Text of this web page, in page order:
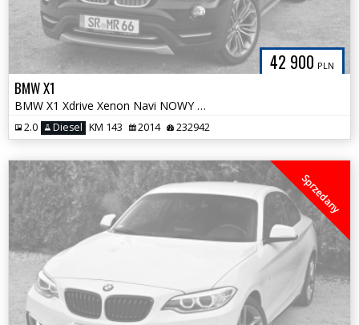
42 900 PLN
BMW X1
BMW X1 Xdrive Xenon Navi NOWY ROZRZĄD 100% Bezwypadkowa Śliczne Alu18
2.0 Diesel KM 143 2014 232942
Sprzedany